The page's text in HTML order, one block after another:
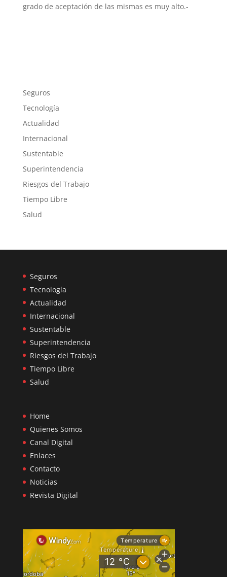
grado de aceptación de las mismas es muy alto.-
Seguros
Tecnología
Actualidad
Internacional
Sustentable
Superintendencia
Riesgos del Trabajo
Tiempo Libre
Salud
Seguros
Tecnología
Actualidad
Internacional
Sustentable
Superintendencia
Riesgos del Trabajo
Tiempo Libre
Salud
Home
Quienes Somos
Canal Digital
Enlaces
Contacto
Noticias
Revista Digital